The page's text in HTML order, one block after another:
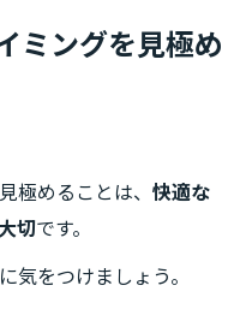
ミングを見極め
極めることは、 快適な
切です。
に気をつけましょう。